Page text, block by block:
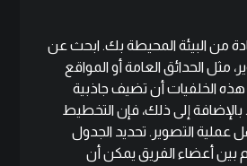
من البيئة المحيطة بك. ابحث عن
مثل الحدائق العامة أو المواقع
الخلفيات أن تضيف جاذبية
إلى ذلك، فإن التخطيط
عملية التصوير. تحديد الجدول
بين أعضاء الفريق يمكن أن